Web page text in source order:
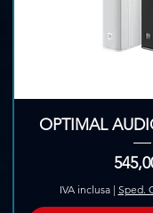
OPTIMAL
IVA inclusa| Sped.